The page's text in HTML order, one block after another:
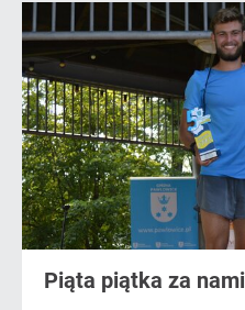
Piąta piątka za nami